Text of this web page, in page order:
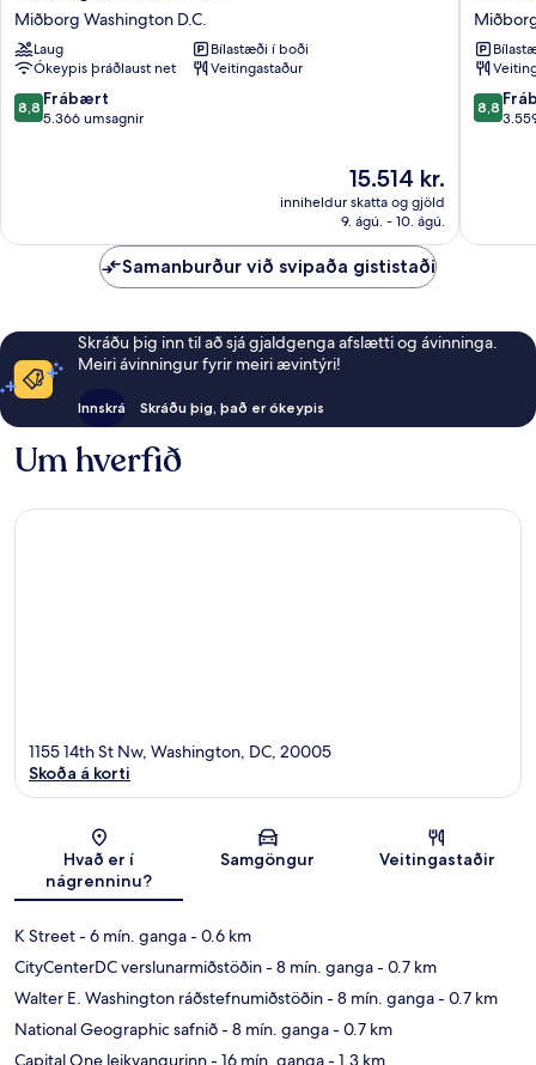
Plaza
Hotel
Miðborg
Washington
D.C.
Miðborg Washington D.C.
Laug
Bílastæði í boði
Ókeypis þráðlaust net
Veitingastaður
8.8
af
8,8 Frábært
5.366 umsagnir
Verðið
er
15.514 kr.
15.514 kr.
inniheldur skatta og gjöld
9. ágú. - 10. ágú.
Hotel
DC
D.C.
8.8
af
8,8
Samanburður við svipaða gististaði
Skráðu þig inn til að sjá gjaldgenga afslætti og ávinninga.
Meiri ávinningur fyrir meiri ævintýri!
Innskrá Skráðu þig, það er ókeypis
Um hverfið
Kort
1155 14th St Nw, Washington, DC, 20005
Skoða á korti
Hvað er í
nágrenninu?
Samgöngur Veitingastaðir
K Street- 6 mín. ganga- 0.6 km
CityCenterDC verslunarmiðstöðin- 8 mín. ganga- 0.7 km
Walter E. Washington ráðstefnumiðstöðin- 8 mín. ganga- 0.7 km
National Geographic safnið- 8 mín. ganga- 0.7 km
Capital One leikvangurinn- 16 mín. ganga- 1.3 km